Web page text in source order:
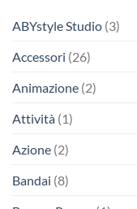
ABYstyle Studio (3)
Accessori (26)
Animazione (2)
Attività (1)
Azione (2)
Bandai (8)